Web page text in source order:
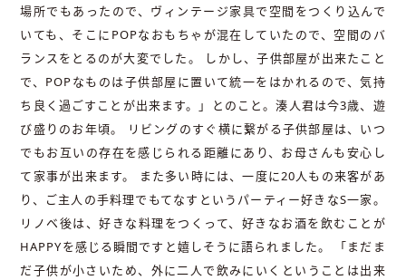
場所でもあったので、ヴィンテージ家具で空間をつくり込んで
いても、そこにPOPなおもちゃが混在していたので、空間のバ
ランスをとるのが大変でした。 しかし、子供部屋が出来たこと
で、POPなものは子供部屋に置いて統一をはかれるので、気持
ち良く過ごすことが出来ます。」とのこと。湊人君は今3歳、遊
び盛りのお年頃。 リビングのすぐ横に繋がる子供部屋は、いつ
でもお互いの存在を感じられる距離にあり、お母さんも安心し
て家事が出来ます。 また多い時には、一度に20人もの来客があ
り、ご主人の手料理でもてなすというパーティー好きなS一家。
リノベ後は、好きな料理をつくって、好きなお酒を飲むことが
HAPPYを感じる瞬間ですと嬉しそうに語られました。 「まだま
だ子供が小さいため、外に二人で飲みにいくということは出来